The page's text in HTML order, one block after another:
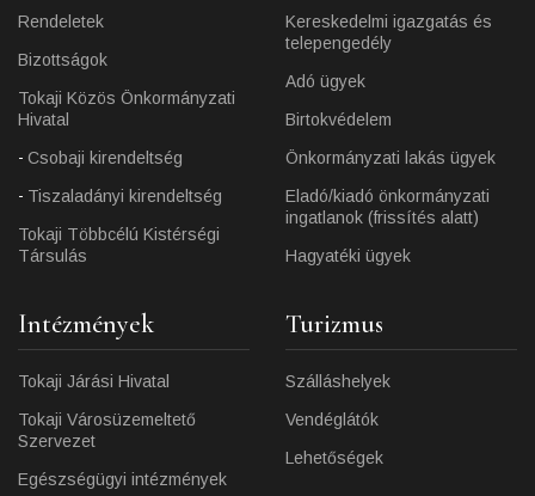
Rendeletek
Bizottságok
Tokaji Közös Önkormányzati
Hivatal
Csobaji kirendeltség
Tiszaladányi kirendeltség
Tokaji Többcélú Kistérségi
Társulás
Kereskedelmi igazgatás és
telepengedély
Adó ügyek
Birtokvédelem
Önkormányzati lakás ügyek
Eladó/kiadó önkormányzati
ingatlanok (frissítés alatt)
Hagyatéki ügyek
Intézmények
Tokaji Járási Hivatal
Tokaji Városüzemeltető
Szervezet
Egészségügyi intézmények
Turizmus
Szálláshelyek
Vendéglátók
Lehetőségek